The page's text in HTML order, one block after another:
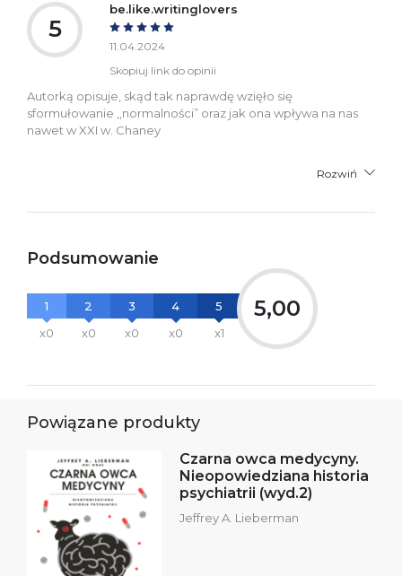
5
be.like.writinglovers
11.04.2024
Skopiuj link do opinii
Autorką opisuje, skąd tak naprawdę wzięło się
sformułowanie ,,normalności” oraz jak ona wpływa na nas
nawet w XXI w. Chaney
Rozwiń
Podsumowanie
1
x0
2
x0
3
x0
4
x0
5
x1
5,00
Powiązane produkty
Czarna owca medycyny.
Nieopowiedziana historia
psychiatrii (wyd.2)
Jeffrey A. Lieberman